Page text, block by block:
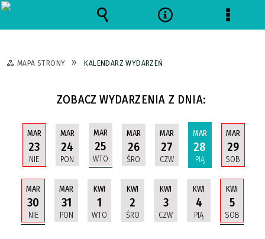
MAPA STRONY KALENDARZ WYDARZEŃ
ZOBACZ WYDARZENIA Z DNIA:
MAR
23
NIE
MAR
24
PON
MAR
25
WTO
MAR
26
ŚRO
MAR
27
CZW
MAR
28
PIĄ
MAR
29
SOB
MAR
30
NIE
MAR
31
PON
KWI
1
WTO
KWI
2
ŚRO
KWI
3
CZW
KWI
4
PIĄ
KWI
5
SOB
WyszukiwarkaNarzędzia Menu